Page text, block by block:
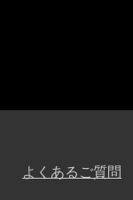
よくあるご質問